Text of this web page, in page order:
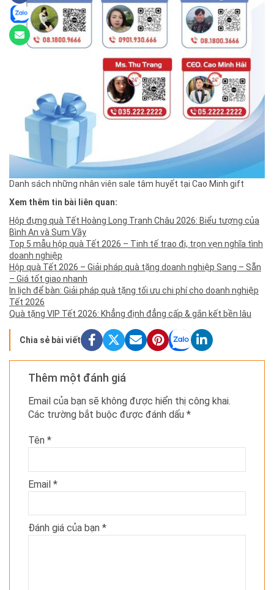
Danh sách những nhân viên sale tâm huyết tại Cao Minh gift
Xem thêm tin bài liên quan:
Hộp đựng quà Tết Hoàng Long Tranh Châu 2026: Biểu tượng của
Bình An và Sum Vầy
Top 5 mẫu hộp quà Tết 2026 – Tinh tế trao đi, trọn vẹn nghĩa tình
doanh nghiệp
Hộp quà Tết 2026 – Giải pháp quà tặng doanh nghiệp Sang – Sẵn
– Giá tốt giao nhanh
In lịch để bàn: Giải pháp quà tặng tối ưu chi phí cho doanh nghiệp
Tết 2026
Quà tặng VIP Tết 2026: Khẳng định đẳng cấp & gắn kết bền lâu
Chia sẻ bài viết
Thêm một đánh giá
Email của bạn sẽ không được hiển thị công khai.
Các trường bắt buộc được đánh dấu *
Tên *
Email *
Đánh giá của bạn *